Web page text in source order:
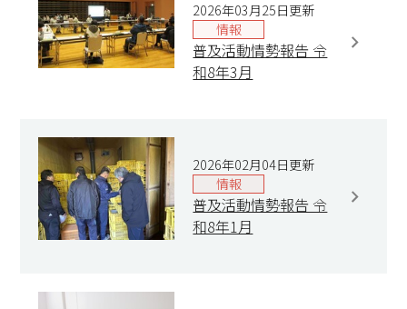
2026年03月25日更新
情報
普及活動情勢報告 令
和8年3月
2026年02月04日更新
情報
普及活動情勢報告 令
和8年1月